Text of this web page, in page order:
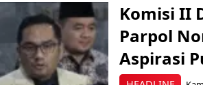
Komisi II
Parpol
Aspirasi